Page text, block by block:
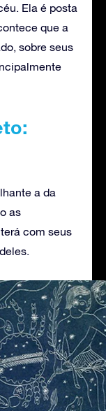
Ela é posta
que a
sobre seus
a da
as
com seus